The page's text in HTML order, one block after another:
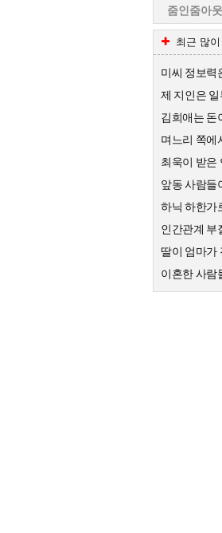
줌인줌아웃
최근 많
미씨 정보력
최욱이 받은
하닉 하한가
딸이 엄마가
이혼한 사람